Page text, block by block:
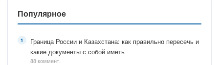
Популярное
Граница России и Казахстана: как правильно пересечь и
какие документы с собой иметь
88 коммент.